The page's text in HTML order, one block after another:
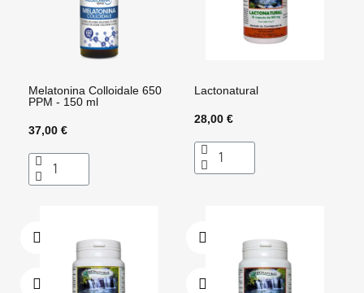
Melatonina Colloidale 650
PPM - 150 ml
37,00 €
Lactonatural
28,00 €